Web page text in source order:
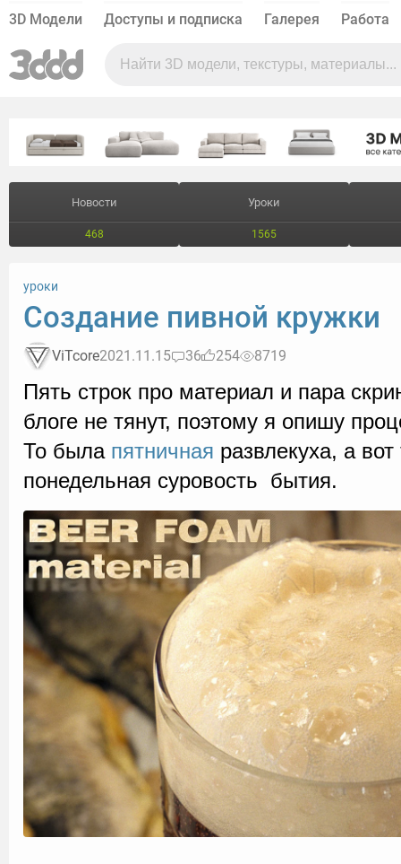
3D Модели Доступы и подписка Галерея Работа
Новости
468
Уроки
1565
уроки
Создание пивной кружки
ViTcore2021.11.15 36 254 8719
Пять строк про материал и пара
блоге не тянут, поэтому я опишу
То была пятничная развлекуха, а
понедельная суровость бытия.